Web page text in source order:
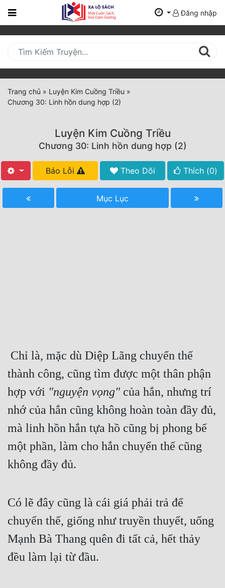
Trang
Mới
Cập
Nhật
(current)
Tất Cả
Hoàn Thành
Xa Lộ Dịch
Cung Đấu
Cổ Đại
Dã Sử
Dị Giới
Dị Năng
Gia Đấu
Đăng nhập
Trang chủ » Luyện Kim Cuồng Triều »
Chương 30: Linh hồn dung hợp (2)
Luyện Kim Cuồng Triều
Chương 30: Linh hồn dung hợp (2)
Báo Lỗi Theo Dõi Thích (0)
Mục Lục
thành công, cũng tìm được một thân phận
hợp với "nguyện vọng" của hắn, nhưng trí
nhớ của hắn cũng không hoàn toàn đầy đủ,
mà linh hồn hắn tựa hồ cũng bị phong bế
một phần, làm cho hắn chuyển thế cũng
không đầy đủ.
Có lẽ đây cũng là cái giá phải trả để
chuyển thế, giống như truyền thuyết, uống
Mạnh Bà Thang quên đi tất cả, hết thảy
đều làm lại từ đầu.